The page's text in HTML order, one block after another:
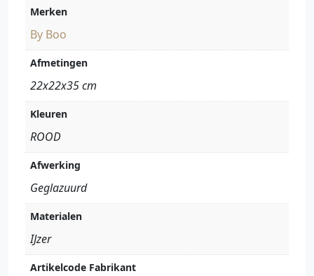
Merken
By Boo
Afmetingen
22x22x35 cm
Kleuren
ROOD
Afwerking
Geglazuurd
Materialen
IJzer
Artikelcode Fabrikant